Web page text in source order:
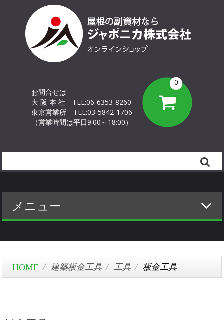
お問合せは
大 阪 本 社 TEL:06-6353-8260
東京営業所 TEL:03-5842-1706
（営業時間は平日9:00～18:00）
0
メニュー
建築板金工具 工具 板金工具